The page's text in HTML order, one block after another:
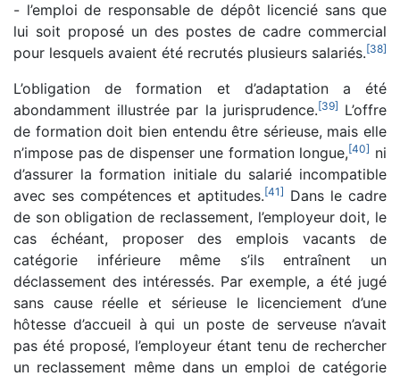
- l’emploi de responsable de dépôt licencié sans que
lui soit proposé un des postes de cadre commercial
pour lesquels avaient été recrutés plusieurs salariés.[38]
L’obligation de formation et d’adaptation a été
abondamment illustrée par la jurisprudence.[39] L’offre
de formation doit bien entendu être sérieuse, mais elle
n’impose pas de dispenser une formation longue,[40] ni
d’assurer la formation initiale du salarié incompatible
avec ses compétences et aptitudes.[41] Dans le cadre
de son obligation de reclassement, l’employeur doit, le
cas échéant, proposer des emplois vacants de
catégorie inférieure même s’ils entraînent un
déclassement des intéressés. Par exemple, a été jugé
sans cause réelle et sérieuse le licenciement d’une
hôtesse d’accueil à qui un poste de serveuse n’avait
pas été proposé, l’employeur étant tenu de rechercher
un reclassement même dans un emploi de catégorie